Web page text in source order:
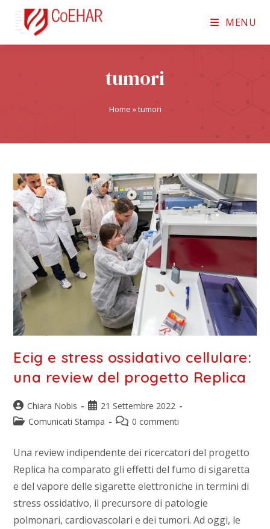
MENU
tumori
Home »tumori
Ecig e stress ossidativo cellulare:
una review del progetto Replica
Chiara Nobis
21 Settembre 2022
Comunicati Stampa
0 commenti
Una review indipendente dei ricercatori del progetto
Replica ha comparato gli effetti del fumo di sigaretta
e del vapore delle sigarette elettroniche in termini di
stress ossidativo, il precursore di patologie
polmonari, cardiovascolari e dei tumori. Ad oggi, le